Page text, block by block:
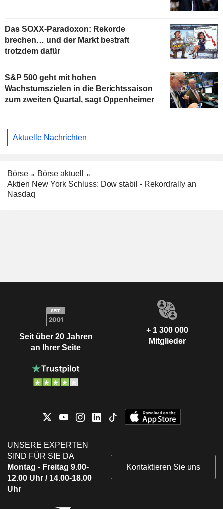
Das SOXX-Paradoxon: Rekorde
brechen… und der Markt bestraft
trotzdem dafür
S&P 500 geht mit hohen
Wachstumszielen in die Berichtssaison
zum zweiten Quartal, sagt Oppenheimer
Aktuelle Nachrichten
Börse
Börse aktuell
Aktien New York Schluss: Dow stabil - Rekordrally an
Nasdaq
Seit über 20 Jahren
an Ihrer Seite
+ 1 300 000
Mitglieder
UNSERE EXPERTEN
SIND FÜR SIE DA
Montag - Freitag 9.00-
12.00 Uhr / 14.00-18.00
Uhr
Kontaktieren Sie uns